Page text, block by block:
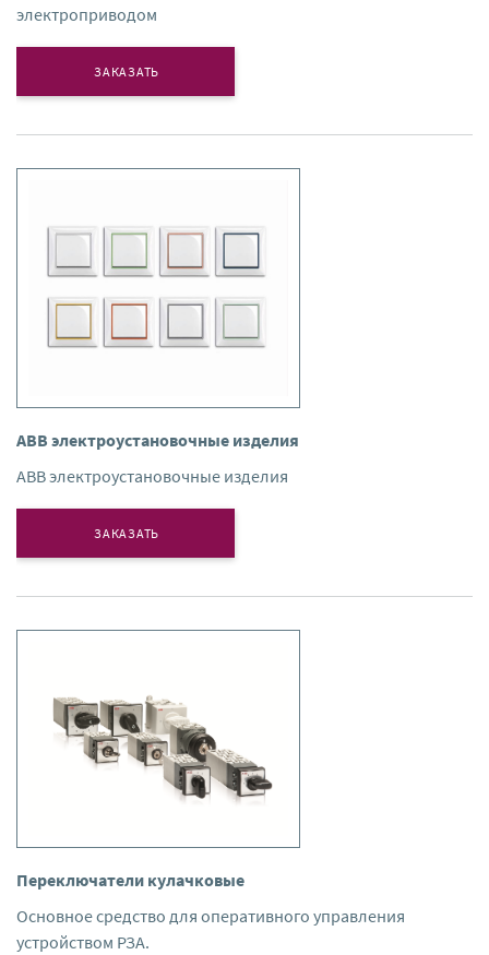
электроприводом
ЗАКАЗАТЬ
ABB электроустановочные изделия
ABB электроустановочные изделия
ЗАКАЗАТЬ
Переключатели кулачковые
Основное средство для оперативного управления
устройством РЗА.